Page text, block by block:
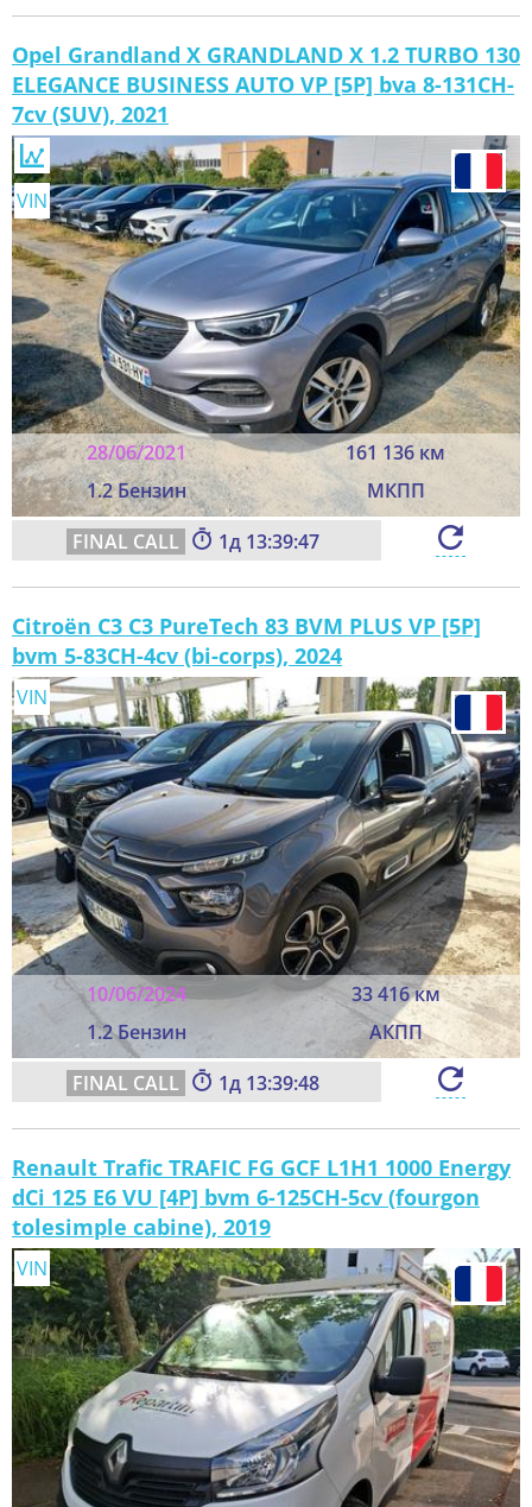
Opel Grandland X GRANDLAND X 1.2 TURBO 130
ELEGANCE BUSINESS AUTO VP [5P] bva 8-131CH-
7cv (SUV), 2021
28/06/2021
161 136 км
1.2 Бензин
МКПП
VIN
1 13:39:45
Citroën C3 C3 PureTech 83 BVM PLUS VP [5P]
bvm 5-83CH-4cv (bi-corps), 2024
10/06/2024
33 416 км
1.2 Бензин
АКПП
VIN
1 13:39:46
Renault Trafic TRAFIC FG GCF L1H1 1000 Energy
dCi 125 E6 VU [4P] bvm 6-125CH-5cv (fourgon
tolesimple cabine), 2019
VIN